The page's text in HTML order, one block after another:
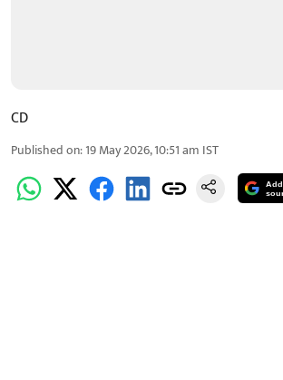
CD
Published on:19 May 2026, 10:51 am IST